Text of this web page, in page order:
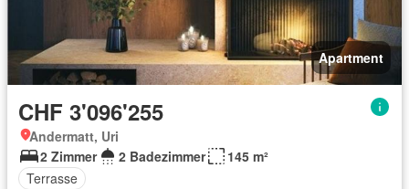
Apartment
CHF 3'096'255
Andermatt, Uri
2 Zimmer
2 Badezimmer
145 m²
Terrasse